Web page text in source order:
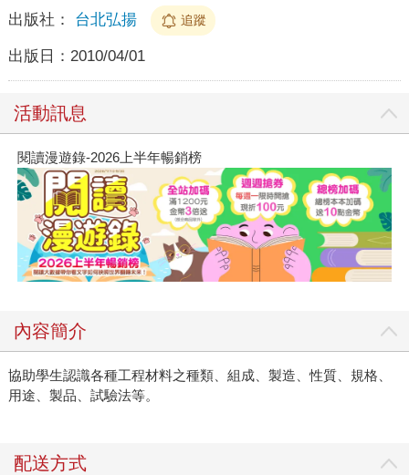
出版社： 台北弘揚 追蹤
出版日： 2010/04/01
活動訊息
閱讀漫遊錄-2026上半年暢銷榜
內容簡介
協助學生認識各種工程材料之種類、組成、製造、性質、規格、
用途、製品、試驗法等。
配送方式